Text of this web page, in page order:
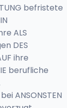
befristete
ALS
DES
ihre
berufliche
ANSONSTEN